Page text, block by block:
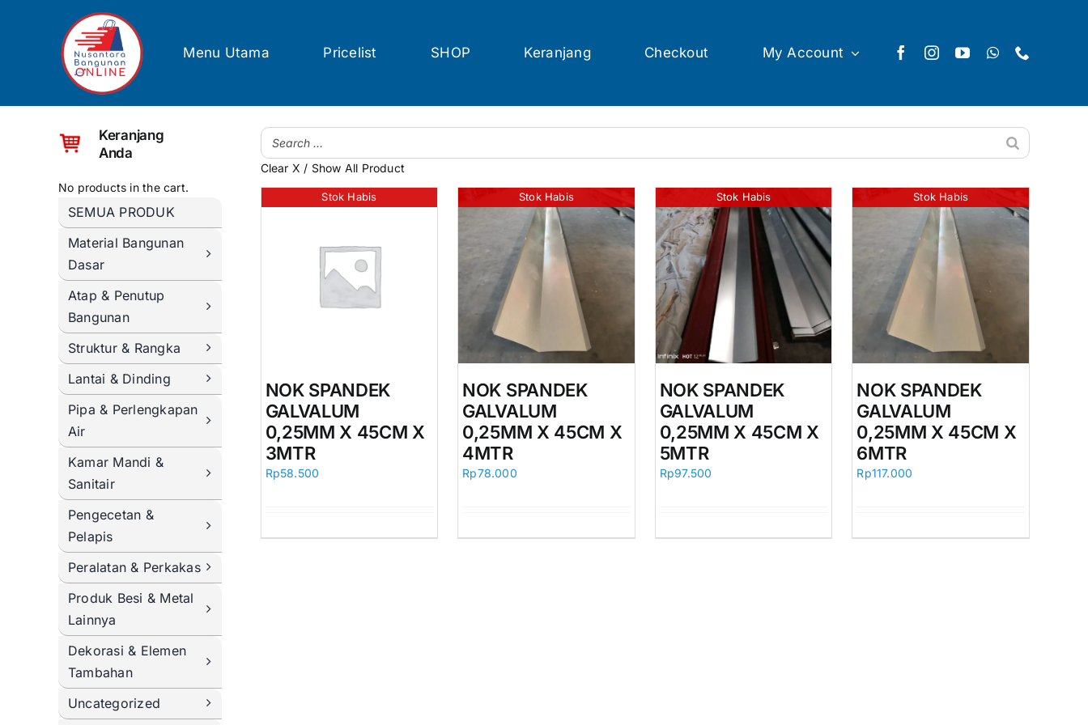
Menu Utama Pricelist SHOP Keranjang Checkout My Account
Keranjang
Anda
No products in the cart.
SEMUA PRODUK
Material Bangunan
Dasar
Atap & Penutup
Bangunan
Struktur & Rangka
Lantai & Dinding
Pipa & Perlengkapan
Air
Kamar Mandi &
Sanitair
Pengecetan &
Pelapis
Peralatan & Perkakas
Produk Besi & Metal
Lainnya
Dekorasi & Elemen
Tambahan
Uncategorized
Clear X / Show All Product
Stok Habis
NOK SPANDEK
GALVALUM
0,25MM X 45CM X
3MTR
Rp58.500
Stok Habis
NOK SPANDEK
GALVALUM
0,25MM X 45CM X
4MTR
Rp78.000
Stok Habis
NOK SPANDEK
GALVALUM
0,25MM X 45CM X
5MTR
Rp97.500
Stok Habis
NOK SPANDEK
GALVALUM
0,25MM X 45CM X
6MTR
Rp117.000